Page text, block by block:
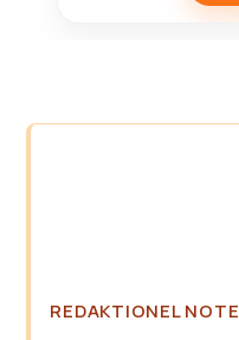
REDAKTIONEL NOTE